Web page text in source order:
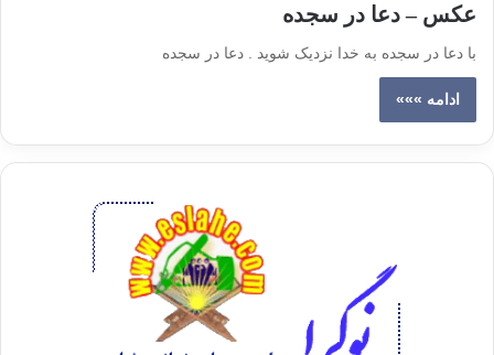
عکس – دعا در سجده
با دعا در سجده به خدا نزدیک شوید . دعا در سجده
ادامه »»»